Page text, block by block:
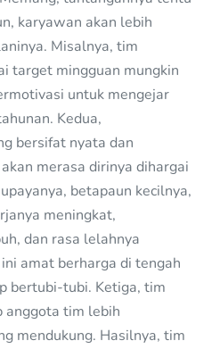
karyawan akan lebih
Misalnya, tim
target mingguan mungkin
untuk mengejar
Kedua,
bersifat nyata dan
merasa dirinya dihargai
betapaun kecilnya,
meningkat,
dan rasa lelahnya
amat berharga di tengah
bertubi-tubi. Ketiga, tim
anggota tim lebih
mendukung. Hasilnya, tim